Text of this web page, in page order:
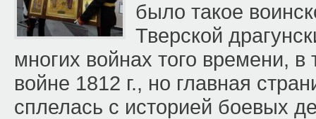
было такое
Тверской
многих войнах того времени,
войне 1812 г., но главная
сплелась с историей боевых